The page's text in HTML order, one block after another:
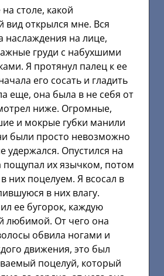
столе, какой
вид открылся мне. Вся
наслаждения на лице,
груди с набухшими
Я протянул палец к ее
его сосать и гладить
еще, она была в не себя от
ниже. Огромные,
и мокрые губки манили
были просто невозможно
удержался. Опустился на
пощупал их язычком, потом
них поцелуем. Я всосал в
в них влагу.
ее бугорок, каждую
любимой. От чего она
обвила ногами и
движения, это был
поцелуй, который